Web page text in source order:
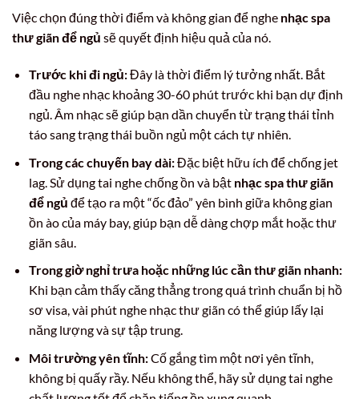
Việc chọn đúng thời điểm và không gian để nghe nhạc spa
thư giãn để ngủ sẽ quyết định hiệu quả của nó.
Trước khi đi ngủ:Đây là thời điểm lý tưởng nhất. Bắt
đầu nghe nhạc khoảng 30-60 phút trước khi bạn dự định
ngủ. Âm nhạc sẽ giúp bạn dần chuyển từ trạng thái tỉnh
táo sang trạng thái buồn ngủ một cách tự nhiên.
Trong các chuyến bay dài:Đặc biệt hữu ích để chống jet
lag. Sử dụng tai nghe chống ồn và bật nhạc spa thư giãn
để ngủ để tạo ra một “ốc đảo” yên bình giữa không gian
ồn ào của máy bay, giúp bạn dễ dàng chợp mắt hoặc thư
giãn sâu.
Trong giờ nghỉ trưa hoặc những lúc cần thư giãn nhanh:
Khi bạn cảm thấy căng thẳng trong quá trình chuẩn bị hồ
sơ visa, vài phút nghe nhạc thư giãn có thể giúp lấy lại
năng lượng và sự tập trung.
Môi trường yên tĩnh:Cố gắng tìm một nơi yên tĩnh,
không bị quấy rầy. Nếu không thể, hãy sử dụng tai nghe